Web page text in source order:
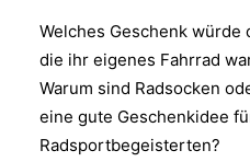
Welches Geschenk würde
die ihr eigenes Fahrrad
Warum sind Radsocken
eine gute Geschenkidee
Radsportbegeisterten?